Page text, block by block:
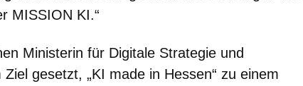
MISSION KI.“
Ministerin für Digitale Strategie und
gesetzt, „KI made in Hessen“ zu einem